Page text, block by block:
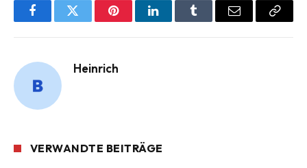
FacebookTwitter PinterestLinkedInTumblr Email
Copy
Heinrich
VERWANDTE BEITRÄGE